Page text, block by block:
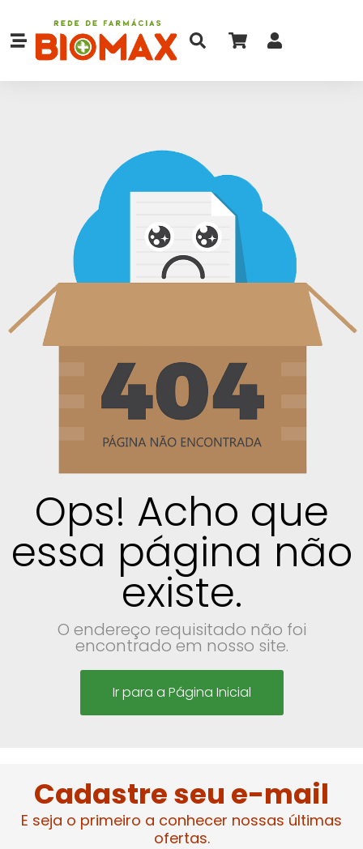
Ops! Acho que
essa página não
existe.
O endereço requisitado não foi
encontrado em nosso site.
Ir para a Página Inicial
Cadastre seu e-mail
E seja o primeiro a conhecer nossas últimas
ofertas.